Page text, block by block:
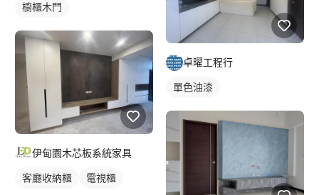
櫥櫃木門
伊甸園木芯板系統家具
客廳收納櫃 電視櫃
卓曜工程行
單色油漆